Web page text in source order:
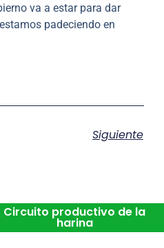
va a estar para dar
padeciendo en
Siguiente
Circuito productivo de la
harina